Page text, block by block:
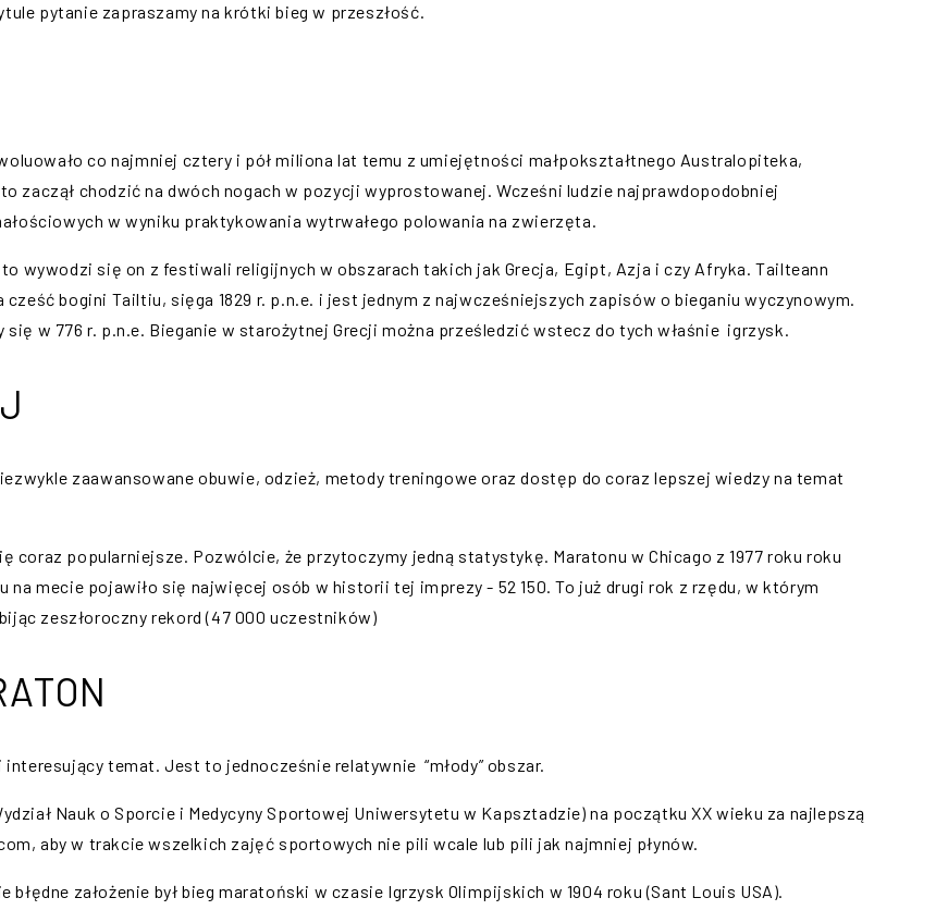
pytanie zapraszamy na krótki bieg w przeszłość.
co najmniej cztery i pół miliona lat temu z umiejętności małpokształtnego Australopiteka,
zaczął chodzić na dwóch nogach w pozycji wyprostowanej. Wcześni ludzie najprawdopodobniej
w wyniku praktykowania wytrwałego polowania na zwierzęta.
wywodzi się on z festiwali religijnych w obszarach takich jak Grecja, Egipt, Azja i czy Afryka. Tailteann
bogini Tailtiu, sięga 1829 r. p.n.e. i jest jednym z najwcześniejszych zapisów o bieganiu wyczynowym.
się w 776 r. p.n.e. Bieganie w starożytnej Grecji można prześledzić wstecz do tych właśnie igrzysk.
zaawansowane obuwie, odzież, metody treningowe oraz dostęp do coraz lepszej wiedzy na temat
coraz popularniejsze. Pozwólcie, że przytoczymy jedną statystykę. Maratonu w Chicago z 1977 roku roku
na mecie pojawiło się najwięcej osób w historii tej imprezy - 52 150. To już drugi rok z rzędu, w którym
zeszłoroczny rekord (47 000 uczestników)
temat. Jest to jednocześnie relatywnie “młody” obszar.
Nauk o Sporcie i Medycyny Sportowej Uniwersytetu w Kapsztadzie) na początku XX wieku za najlepszą
aby w trakcie wszelkich zajęć sportowych nie pili wcale lub pili jak najmniej płynów.
błędne założenie był bieg maratoński w czasie Igrzysk Olimpijskich w 1904 roku (Sant Louis USA).